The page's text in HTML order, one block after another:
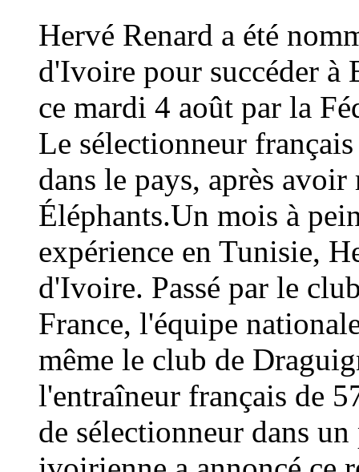
Hervé Renard a été
d'Ivoire pour succéder à
ce mardi 4 août par la
Le sélectionneur
dans le pays, après
Éléphants.Un mois à
expérience en Tunisie,
d'Ivoire. Passé par le
France, l'équipe
même le club de
l'entraîneur français de
de sélectionneur dans